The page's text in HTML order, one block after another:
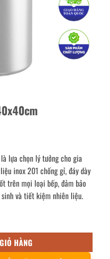
là lựa chọn lý tưởng cho gia
inox 201 chống gỉ, đáy dày
trên mọi loại bếp, đảm bảo
sinh và tiết kiệm nhiên liệu.
HÀNG